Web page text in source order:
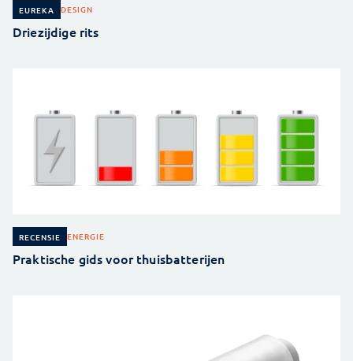
EUREKA DESIGN
Driezijdige rits
RECENSIE ENERGIE
Praktische gids voor thuisbatterijen